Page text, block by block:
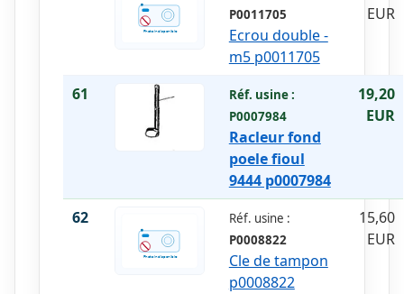
P0011705
Ecrou double -
m5 p0011705
EUR
61
Réf. usine :
P0007984
Racleur fond
poele fioul
9444 p0007984
19,20
EUR
62
Réf. usine :
P0008822
Cle de tampon
p0008822
15,60
EUR